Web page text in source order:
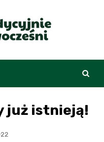
już istnieją!